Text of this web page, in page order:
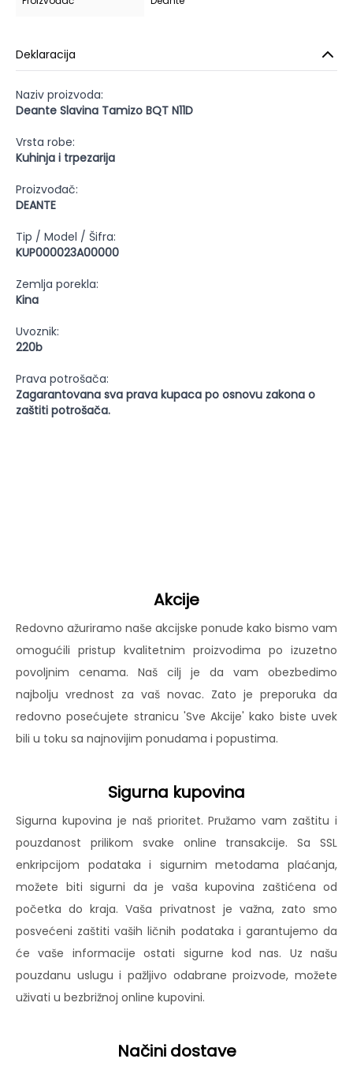
Deklaracija
Naziv proizvoda:
Deante Slavina Tamizo BQT N11D
Vrsta robe:
Kuhinja i trpezarija
Proizvođač:
DEANTE
Tip / Model / Šifra:
KUP000023A00000
Zemlja porekla:
Kina
Uvoznik:
220b
Prava potrošača:
Zagarantovana sva prava kupaca po osnovu zakona o
zaštiti potrošača.
Akcije
Redovno ažuriramo naše akcijske ponude kako bismo vam
omogućili pristup kvalitetnim proizvodima po izuzetno
povoljnim cenama. Naš cilj je da vam obezbedimo
najbolju vrednost za vaš novac. Zato je preporuka da
redovno posećujete stranicu 'Sve Akcije' kako biste uvek
bili u toku sa najnovijim ponudama i popustima.
Sigurna kupovina
Sigurna kupovina je naš prioritet. Pružamo vam zaštitu i
pouzdanost prilikom svake online transakcije. Sa SSL
enkripcijom podataka i sigurnim metodama plaćanja,
možete biti sigurni da je vaša kupovina zaštićena od
početka do kraja. Vaša privatnost je važna, zato smo
posvećeni zaštiti vaših ličnih podataka i garantujemo da
će vaše informacije ostati sigurne kod nas. Uz našu
pouzdanu uslugu i pažljivo odabrane proizvode, možete
uživati u bezbrižnoj online kupovini.
Načini dostave